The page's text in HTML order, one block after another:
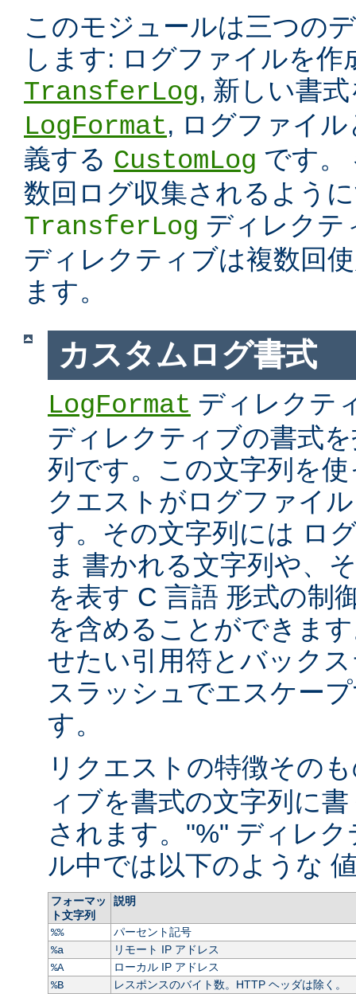
このモジュールは三つの
します: ログファイルを作
TransferLog, 新しい書
LogFormat, ログファイ
義する CustomLog です。
数回ログ収集されるよう
TransferLog ディレク
ディレクティブは複数回
ます。
カスタムログ書式
LogFormat ディレクテ
ディレクティブの書式
列です。この文字列を
クエストがログファイ
す。その文字列には ロ
ま 書かれる文字列や、
を表す C 言語 形式の制
を含めることができま
せたい引用符とバック
スラッシュでエスケー
す。
リクエストの特徴その
ィブを書式の文字列に
されます。"%" ディレ
ル中では以下のような
フォーマッ
ト文字列
説明
%%
パーセント記号
%a
リモート IP アドレス
%A
ローカル IP アドレス
%B
レスポンスのバイト数。HTTP ヘッダは除く。